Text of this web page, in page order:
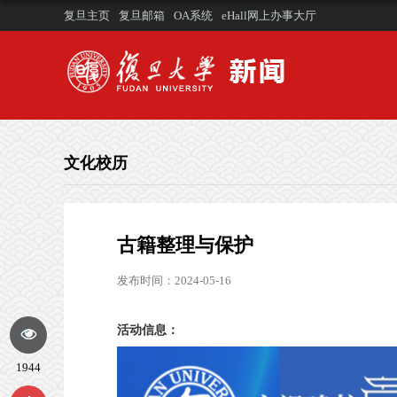
复旦主页 复旦邮箱 OA系统 eHall网上办事大厅
文化校历
古籍整理与保护
发布时间：2024-05-16
活动信息：
1944